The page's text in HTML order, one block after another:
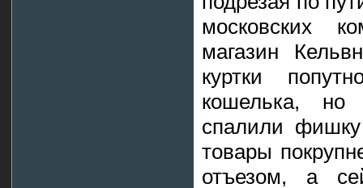
московских
магазин
куртки
кошелька, но
спалили
товары
отъезом, а